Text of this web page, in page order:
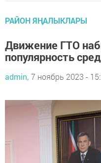
РАЙОН ЯҢАЛЫКЛАРЫ
Движение ГТО
популярность
admin, 7 ноябрь 2023 -